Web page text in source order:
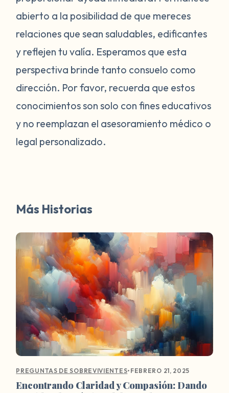
abierto a la posibilidad de que mereces
relaciones que sean saludables, edificantes
y reflejen tu valía. Esperamos que esta
perspectiva brinde tanto consuelo como
dirección. Por favor, recuerda que estos
conocimientos son solo con fines educativos
y no reemplazan el asesoramiento médico o
legal personalizado.
Más Historias
PREGUNTAS DE SOBREVIVIENTES• FEBRERO 21, 2025
Encontrando Claridad y Compasión: Dando